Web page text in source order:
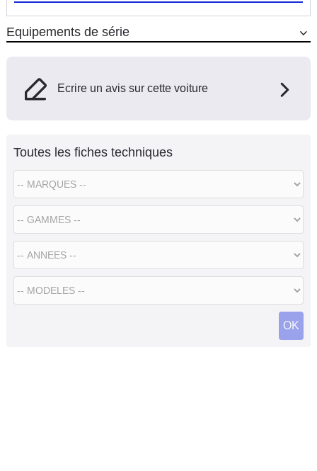
Equipements de série
Ecrire un avis sur cette voiture
Toutes les fiches techniques